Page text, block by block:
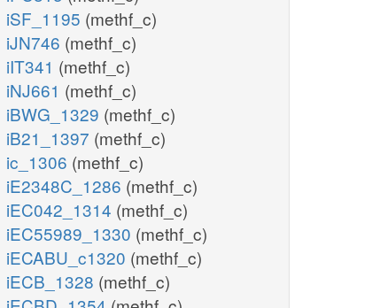
iSF_1195 (methf_c)
iJN746 (methf_c)
iIT341 (methf_c)
iNJ661 (methf_c)
iBWG_1329 (methf_c)
iB21_1397 (methf_c)
ic_1306 (methf_c)
iE2348C_1286 (methf_c)
iEC042_1314 (methf_c)
iEC55989_1330 (methf_c)
iECABU_c1320 (methf_c)
iECB_1328 (methf_c)